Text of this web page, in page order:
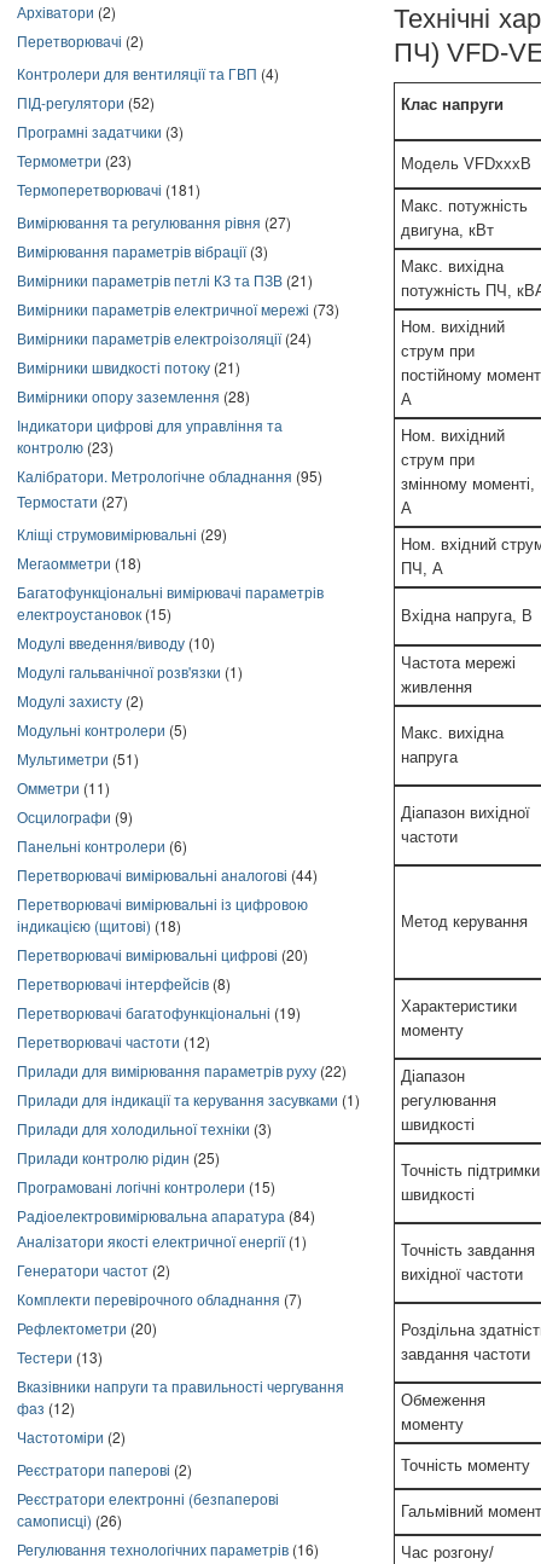
Архіватори (2)
Перетворювачі (2)
Контролери для вентиляції та ГВП (4)
ПІД-регулятори (52)
Програмні задатчики (3)
Термометри (23)
Термоперетворювачі (181)
Вимірювання та регулювання рівня (27)
Вимірювання параметрів вібрації(3)
Вимірники параметрів петлі КЗ та ПЗВ (21)
Вимірники параметрів електричної мережі (73)
Вимірники параметрів електроізоляції(24)
Вимірники швидкості потоку (21)
Вимірники опору заземлення (28)
Індикатори цифрові для управління та
контролю (23)
Калібратори. Метрологічне обладнання (95)
Термостати (27)
Кліщі струмовимірювальні (29)
Мегаомметри (18)
Багатофункціональні вимірювачі параметрів
електроустановок (15)
Модулі введення/виводу (10)
Модулі гальванічної розв'язки (1)
Модулі захисту (2)
Модульні контролери (5)
Мультиметри (51)
Омметри (11)
Осцилографи (9)
Панельні контролери (6)
Перетворювачі вимірювальні аналогові (44)
Перетворювачі вимірювальні із цифровою
індикацією (щитові) (18)
Перетворювачі вимірювальні цифрові (20)
Перетворювачі інтерфейсів (8)
Перетворювачі багатофункціональні (19)
Перетворювачі частоти (12)
Прилади для вимірювання параметрів руху (22)
Прилади для індикації та керування засувками (1)
Прилади для холодильної техніки (3)
Прилади контролю рідин (25)
Програмовані логічні контролери (15)
Радіоелектровимірювальна апаратура (84)
Аналізатори якості електричної енергії(1)
Генератори частот (2)
Комплекти перевірочного обладнання (7)
Рефлектометри (20)
Тестери (13)
Вказівники напруги та правильності чергування
фаз (12)
Частотоміри (2)
Реєстратори паперові (2)
Реєстратори електронні (безпаперові
самописці) (26)
Регулювання технологічних параметрів (16)
Технічні
ПЧ) VFD-
Клас напруги
Модель VFDхххB
Макс. потужність
двигуна, кВт
Макс. вихідна
потужність ПЧ,
Ном. вихідний
струм при
постійному
A
Ном. вихідний
струм при
змінному моменті,
A
Ном. вхідний
ПЧ, А
Вхідна напруга, B
Частота мережі
живлення
Макс. вихідна
напруга
Діапазон вихідної
частоти
Метод керування
Характеристики
моменту
Діапазон
регулювання
швидкості
Точність підтримки
швидкості
Точність завдання
вихідної частоти
Роздільна
завдання частоти
Обмеження
моменту
Точність моменту
Гальмівний момент
Час розгону/